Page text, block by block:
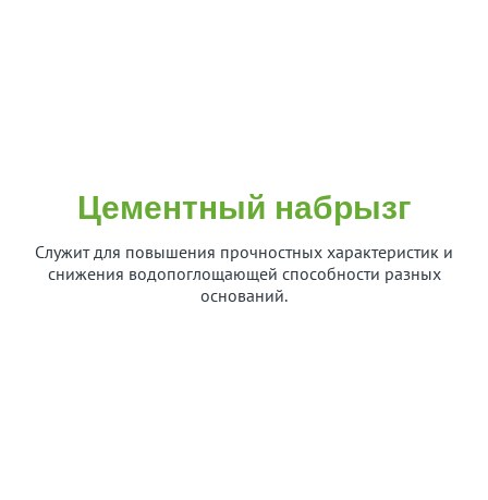
Цементный набрызг
Служит для повышения прочностных характеристик и
снижения водопоглощающей способности разных
оснований.